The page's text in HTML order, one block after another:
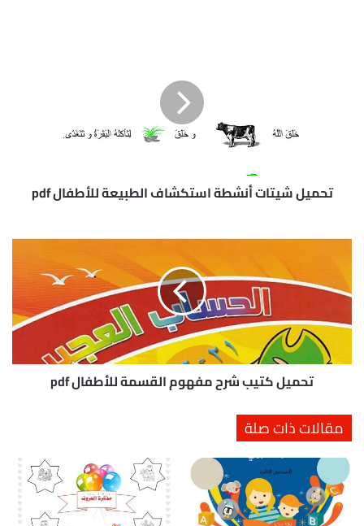
تحميل شيتات أنشطة استكشاف الطبيعة للأطفال pdf
كتيب
مفهوم
القسمة
pdf
تحميل كتيب شرح مفهوم القسمة للأطفال pdf
مقالات ذات صلة